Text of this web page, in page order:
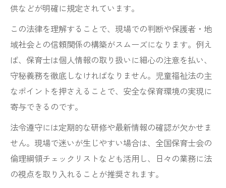
供などが明確に規定されています。
この法律を理解することで、現場での判断や保護者・地
域社会との信頼関係の構築がスムーズになります。例え
ば、保育士は個人情報の取り扱いに細心の注意を払い、
守秘義務を徹底しなければなりません。児童福祉法の主
なポイントを押さえることで、安全な保育環境の実現に
寄与できるのです。
法令遵守には定期的な研修や最新情報の確認が欠かせま
せん。現場で迷いが生じやすい場合は、全国保育士会の
倫理綱領チェックリストなども活用し、日々の業務に法
の視点を取り入れることが推奨されます。